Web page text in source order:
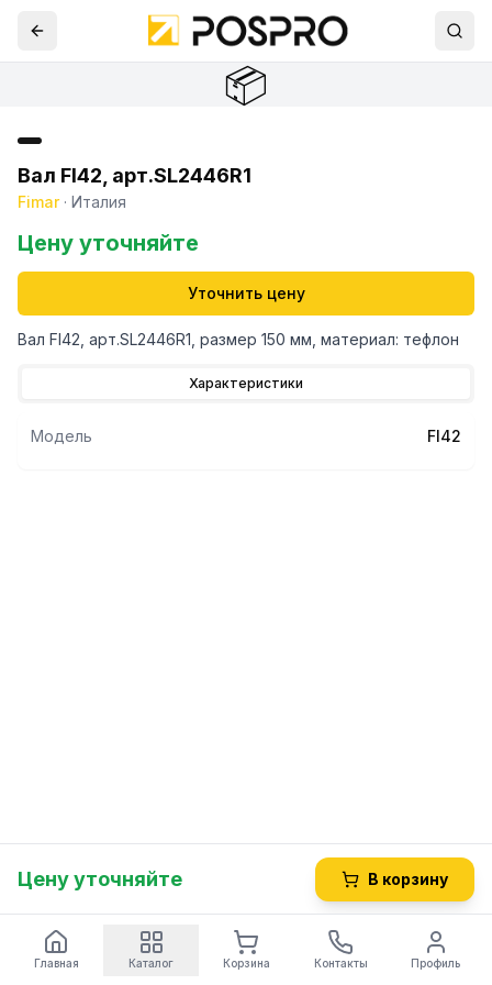
📦
Вал FI42, арт.SL2446R1
Fimar· Италия
Цену уточняйте
Уточнить цену
Вал FI42, арт.SL2446R1, размер 150 мм, материал: тефлон
Характеристики
Модель FI42
Цену уточняйте В корзину
Главная Каталог Корзина Контакты Профиль